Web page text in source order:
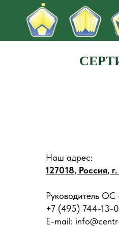
Наш адрес:
127018, Россия,
Руководитель ОС
+7 (495) 744-13-
E-mail: